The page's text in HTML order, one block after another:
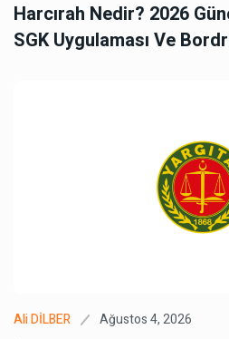
Harcırah Nedir? 2026
SGK Uygulaması Ve
Ali DİLBER Ağustos 4, 2026